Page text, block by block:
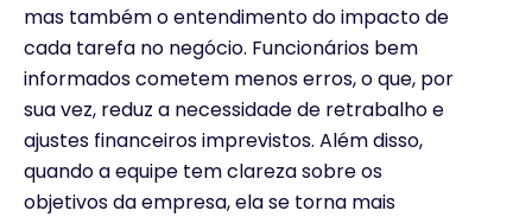
mas também o entendimento do impacto de
cada tarefa no negócio. Funcionários bem
informados cometem menos erros, o que, por
sua vez, reduz a necessidade de retrabalho e
ajustes financeiros imprevistos. Além disso,
quando a equipe tem clareza sobre os
objetivos da empresa, ela se torna mais